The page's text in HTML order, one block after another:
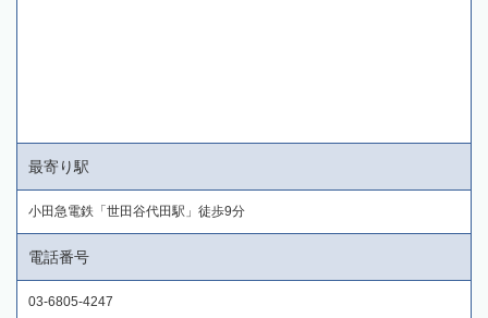
最寄り駅
小田急電鉄「世田谷代田駅」徒歩9分
電話番号
03-6805-4247